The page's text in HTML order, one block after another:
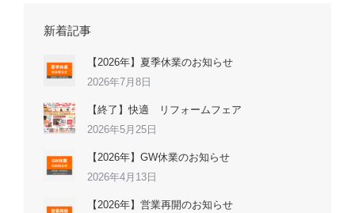
新着記事
【2026年】夏季休業のお知らせ
2026年7月8日
【終了】快適 リフォームフェア
2026年5月25日
【2026年】GW休業のお知らせ
2026年4月13日
【2026年】営業再開のお知らせ